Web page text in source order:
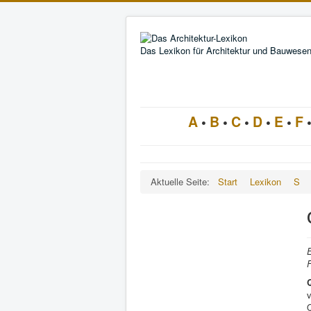
Das Lexikon für Architektur und Bauwesen
A • B • C • D • E • F •
Aktuelle Seite: Start Lexikon S